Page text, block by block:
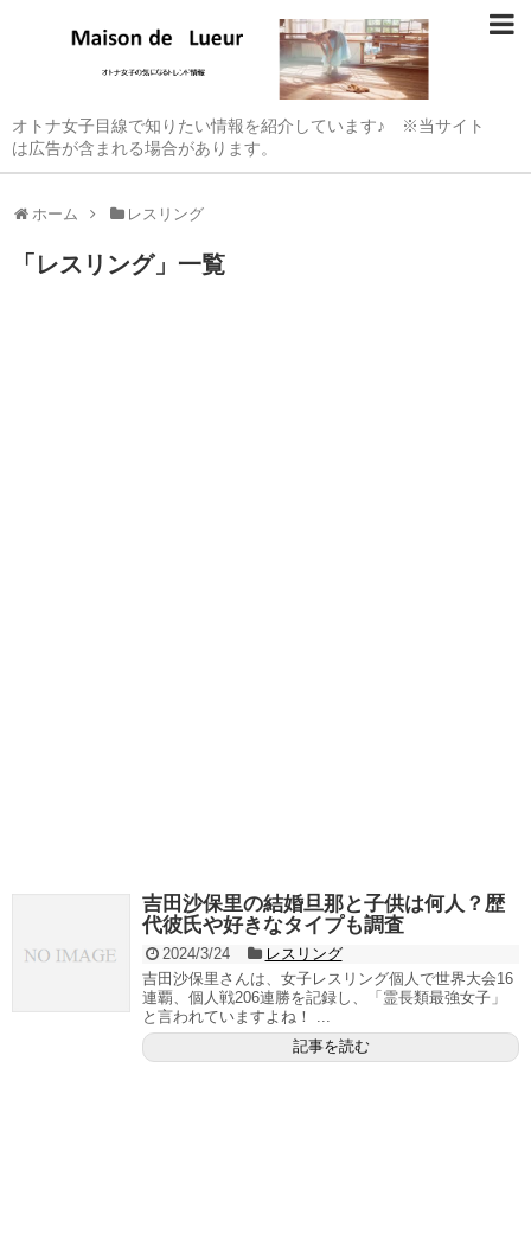
オトナ女子目線で知りたい情報を紹介しています♪ ※当サイト
は広告が含まれる場合があります。
ホーム レスリング
「レスリング」 一覧
吉田沙保里の結婚旦那と子供は何人？歴
代彼氏や好きなタイプも調査
2024/3/24
レスリング
吉田沙保里さんは、女子レスリング個人で世界大会16
連覇、個人戦206連勝を記録し、「霊長類最強女子」
と言われていますよね！ ...
記事を読む